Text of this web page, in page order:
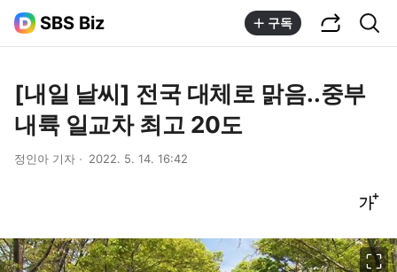
SBS Biz 구독
[내일 날씨] 전국 대체로 맑음..중부
내륙 일교차 최고 20도
정인아 기자 2022. 5. 14. 16:42